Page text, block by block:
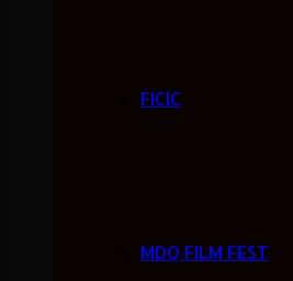
FICIC
MDQ FILM FEST